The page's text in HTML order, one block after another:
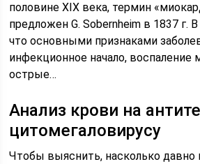
половине XIX века, термин
предложен G. Sobernheim в 1837 г.
что основными признаками
инфекционное начало, воспаление
острые…
Анализ крови на
цитомегаловирусу
Чтобы выяснить, насколько давно